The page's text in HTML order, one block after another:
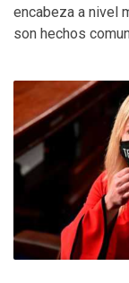
encabeza a nivel
son hechos